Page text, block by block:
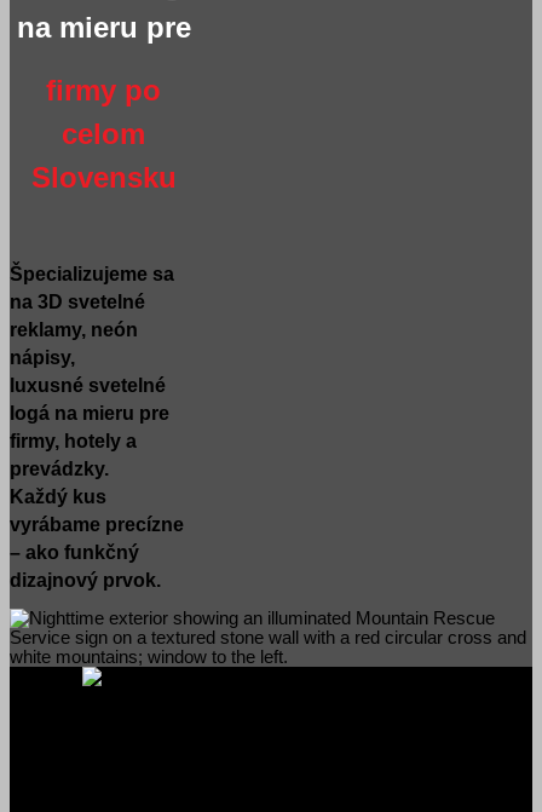
na mieru pre
firmy po
celom
Slovensku
Špecializujeme sa
na 3D svetelné
reklamy, neón
nápisy,
luxusné svetelné
logá na mieru pre
firmy, hotely a
prevádzky.
Každý kus
vyrábame precízne
– ako funkčný
dizajnový prvok.